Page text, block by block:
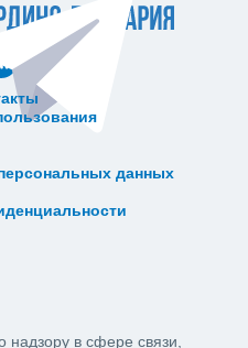
данных
в сфере связи,